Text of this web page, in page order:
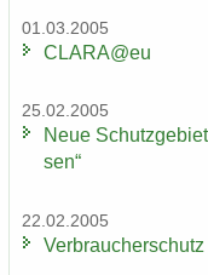
01.03.2005
CLARA@eu
25.02.2005
Neue
sen“
22.02.2005